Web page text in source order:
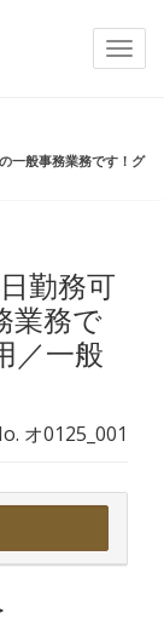
一般事務業務です！グ
勤務可
業務で
／一般
オ0125_001